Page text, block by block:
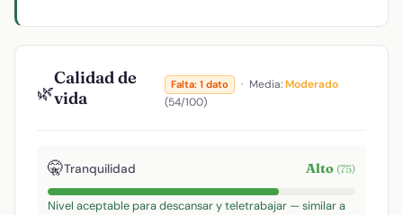
🌿
Calidad de
vida
Falta: 1 dato · Media:Moderado
(54/100)
🤫Tranquilidad Alto (75)
Nivel aceptable para descansar y teletrabajar — similar a